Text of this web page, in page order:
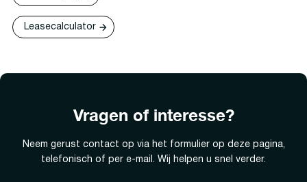
Leasecalculator
Vragen of interesse?
Neem gerust contact op via het formulier op deze pagina,
telefonisch of per e-mail. Wij helpen u snel verder.